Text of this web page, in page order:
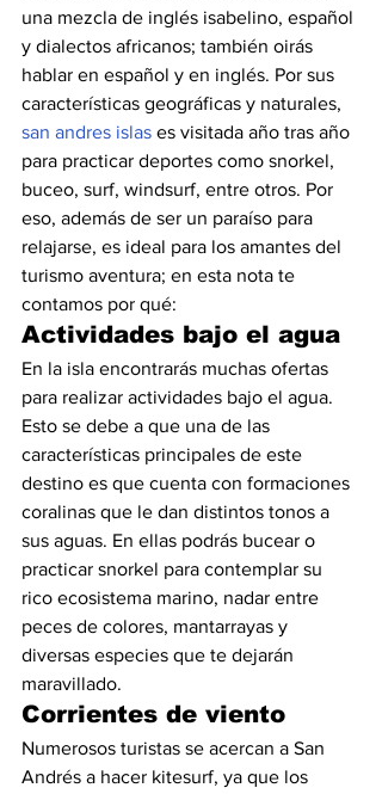
una mezcla de inglés isabelino, español
y dialectos africanos; también oirás
hablar en español y en inglés. Por sus
características geográficas y naturales,
san andres islas es visitada año tras año
para practicar deportes como snorkel,
buceo, surf, windsurf, entre otros. Por
eso, además de ser un paraíso para
relajarse, es ideal para los amantes del
turismo aventura; en esta nota te
contamos por qué:
Actividades bajo el agua
En la isla encontrarás muchas ofertas
para realizar actividades bajo el agua.
Esto se debe a que una de las
características principales de este
destino es que cuenta con formaciones
coralinas que le dan distintos tonos a
sus aguas. En ellas podrás bucear o
practicar snorkel para contemplar su
rico ecosistema marino, nadar entre
peces de colores, mantarrayas y
diversas especies que te dejarán
maravillado.
Corrientes de viento
Numerosos turistas se acercan a San
Andrés a hacer kitesurf, ya que los